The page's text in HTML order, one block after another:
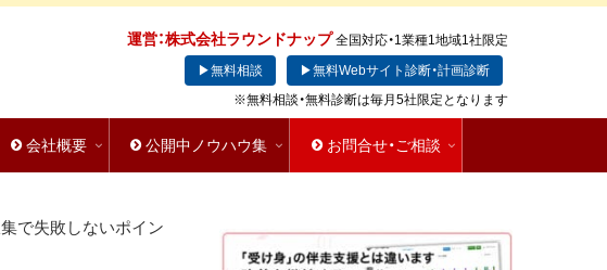
運営：株式会社ラウンドナップ 全国対応・1業種1地域1社限定
▶無料相談
▶無料Webサイト診断・計画診断
※無料相談・無料診断は毎月5社限定となります
会社概要 公開中ノウハウ集 お問合せ・ご相談
で失敗しないポイン